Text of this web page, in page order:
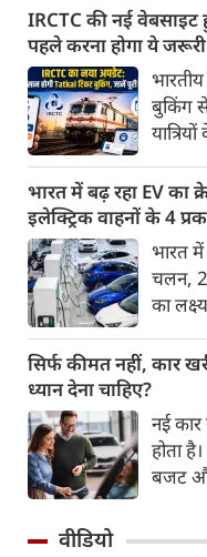
भू-
सकते
गंभीर
था।
बारे में
व्यवहार
कम...
ज़्यादा
IRCTC की नई
पहले करना होगा ये
बुकिंग
दिया
अपडेट
भारत में बढ़ रहा EV का
इलेक्ट्रिक वाहनों के 4
भारत
चलन,
का
200
सिर्फ कीमत नहीं, कार
ध्यान देना चाहिए?
नई
होता
बजट
वीडियो